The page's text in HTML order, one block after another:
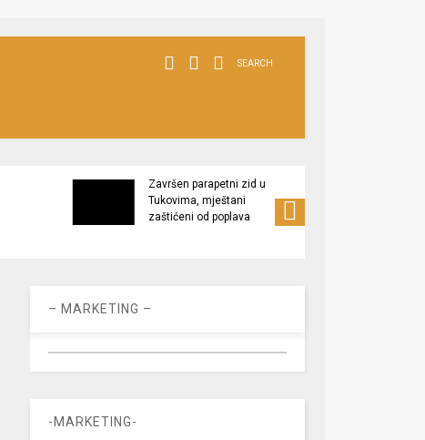
SEARCH
Završen parapetni zid u
Tukovima, mještani
zaštićeni od poplava
– MARKETING –
-MARKETING-